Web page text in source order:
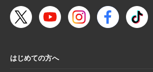
2025.10.28
【新商品案内】色エンピツ
こが描く、ワンダーランド
ッズ〈メモボックス〉と〈
2025.10.16
はじめての方へ